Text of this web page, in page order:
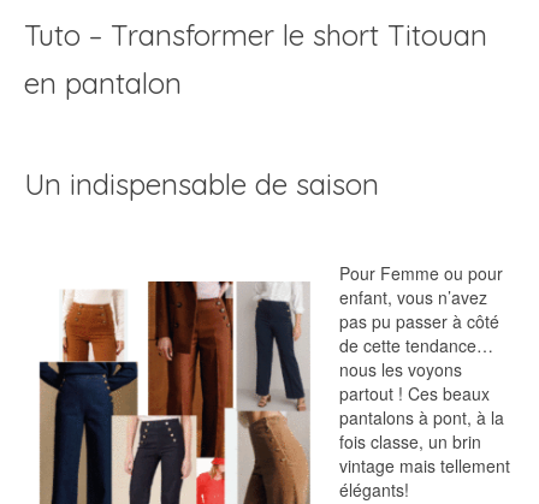
Tuto – Transformer le short Titouan
en pantalon
Un indispensable de saison
Pour Femme ou pour
enfant, vous n’avez
pas pu passer à côté
de cette tendance…
nous les voyons
partout ! Ces beaux
pantalons à pont, à la
fois classe, un brin
vintage mais tellement
élégants!